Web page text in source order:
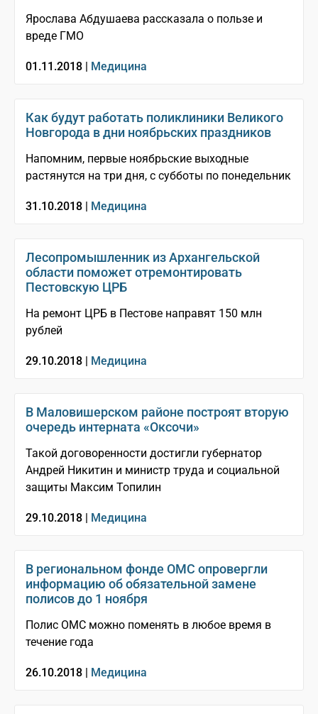
Ярослава Абдушаева рассказала о пользе и
вреде ГМО
01.11.2018 | Медицина
Как будут работать поликлиники Великого
Новгорода в дни ноябрьских праздников
Напомним, первые ноябрьские выходные
растянутся на три дня, с субботы по понедельник
31.10.2018 | Медицина
Лесопромышленник из Архангельской
области поможет отремонтировать
Пестовскую ЦРБ
На ремонт ЦРБ в Пестове направят 150 млн
рублей
29.10.2018 | Медицина
В Маловишерском районе построят вторую
очередь интерната «Оксочи»
Такой договоренности достигли губернатор
Андрей Никитин и министр труда и социальной
защиты Максим Топилин
29.10.2018 | Медицина
В региональном фонде ОМС опровергли
информацию об обязательной замене
полисов до 1 ноября
Полис ОМС можно поменять в любое время в
течение года
26.10.2018 | Медицина